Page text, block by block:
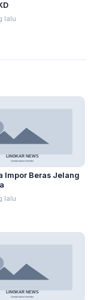
lalu
Impor Beras Jelang
lalu